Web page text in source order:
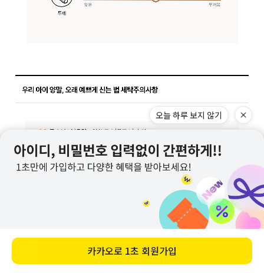
바로 구매하기
오늘 하루 보지 않기
카카오로 1초 회원가입